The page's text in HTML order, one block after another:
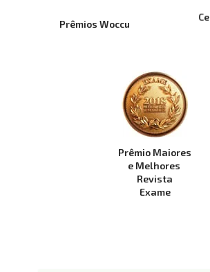
Prêmios Woccu
Prêmio Maiores
e Melhores
Revista
Exame